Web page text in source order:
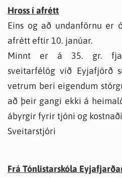
Hross í afrétt
Eins og að undanförnu er
afrétt eftir 10. janúar.
Minnt er á 35. gr.
sveitarfélög við Eyjafjörð
vetrum beri eigendum
að þeir gangi ekki á
ábyrgir fyrir tjóni og
Sveitarstjóri
Frá Tónlistarskóla